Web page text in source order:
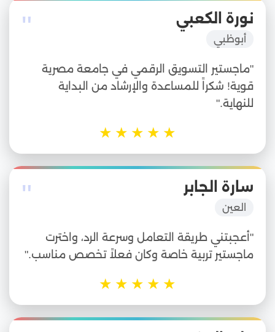
" نورة الكعبي
أبوظبي
"ماجستير التسويق الرقمي في جامعة مصرية
قوية! شكراً للمساعدة والإرشاد من البداية
للنهاية."
★
★
★
★
★
" سارة الجابر
العين
"أعجبتني طريقة التعامل وسرعة الرد، واخترت
ماجستير تربية خاصة وكان فعلاً تخصص مناسب."
★
★
★
★
★